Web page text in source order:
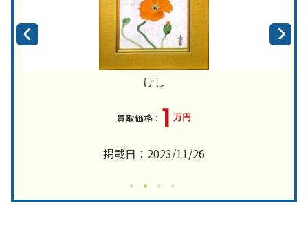
けし
1 万円
掲載日：2023/11/26